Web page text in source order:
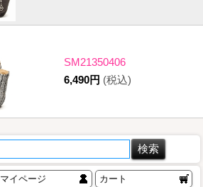
SM21350406
6,490円 (税込)
マイページ カート